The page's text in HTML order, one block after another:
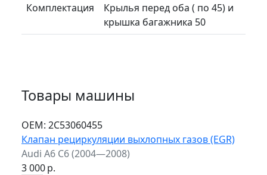
Комплектация
Крылья перед оба ( по 45) и
крышка багажника 50
Товары машины
ОЕМ: 2C53060455
Клапан рециркуляции выхлопных газов (EGR)
Audi A6 C6 (2004—2008)
3 000р.